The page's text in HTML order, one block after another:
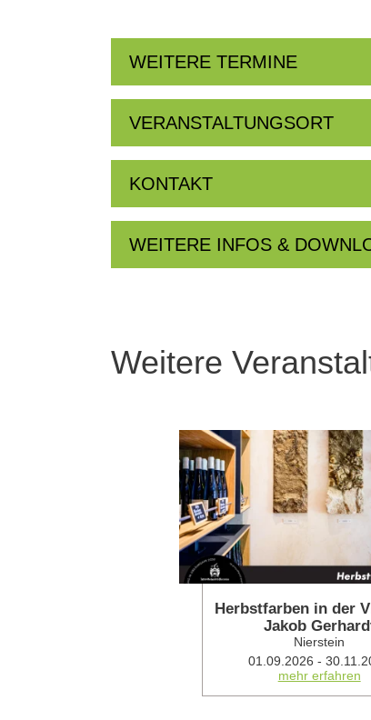
WEITERE TERMINE
VERANSTALTUNGSORT
KONTAKT
WEITERE INFOS &
Weitere
Herbstfarben in der
Jakob
Nierstein
01.09.2026 -
mehr erfahren